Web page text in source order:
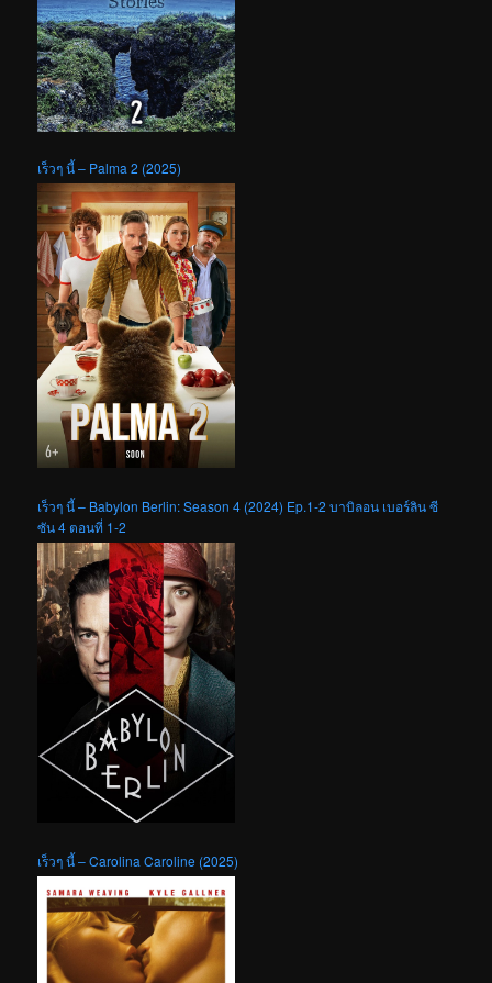
เร็วๆ นี้ – Palma 2 (2025)
เร็วๆ นี้ – Babylon Berlin: Season 4 (2024) Ep.1-2 บาบิลอน เบอร์ลิน ซี
ซัน 4 ตอนที่ 1-2
เร็วๆ นี้ – Carolina Caroline (2025)